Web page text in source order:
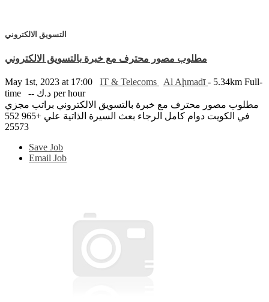
التسويق الالكتروني
مطلوب مصور محترف مع خبرة بالتسويق الالكتروني
May 1st, 2023 at 17:00 IT & Telecoms Al Aḩmadī- 5.34km Full-
time
-- د.ك per hour
مطلوب مصور محترف مع خبرة بالتسويق الالكتروني براتب مجزي
في الكويت دوام كامل الرجاء بعث السيرة الذاتية علي +965 552
25573
Save Job
Email Job